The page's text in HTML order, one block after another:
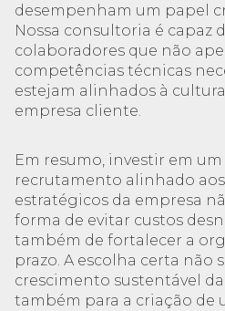
desempenham um papel
Nossa consultoria é capaz
colaboradores que não
competências técnicas
estejam alinhados à
empresa cliente.
Em resumo, investir em
recrutamento alinhado
estratégicos da empresa
forma de evitar custos
também de fortalecer a
prazo. A escolha certa não
crescimento sustentável
também para a criação de